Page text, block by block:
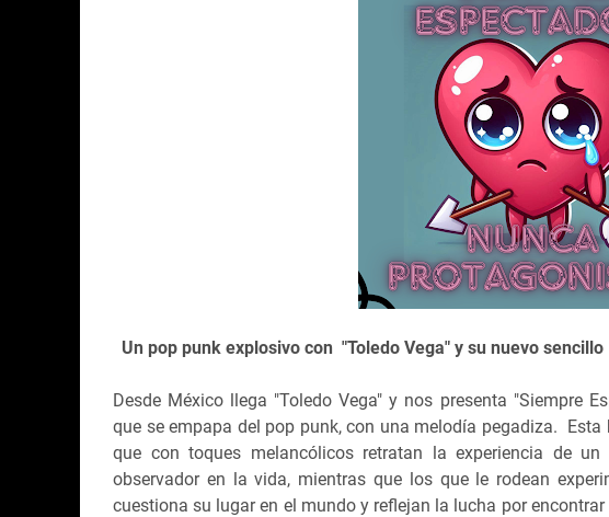
Un pop punk explosivo con "Toledo Vega" y su nuevo
Desde México llega "Toledo Vega" y nos presenta "Siempre
que se empapa del pop punk, con una melodía pegadiza.
que con toques melancólicos retratan la experiencia de
observador en la vida, mientras que los que le rodean
cuestiona su lugar en el mundo y reflejan la lucha por